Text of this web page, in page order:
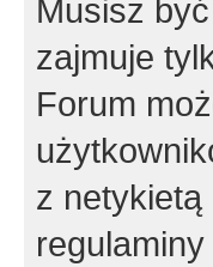
Musisz
zajmuje
Forum
z